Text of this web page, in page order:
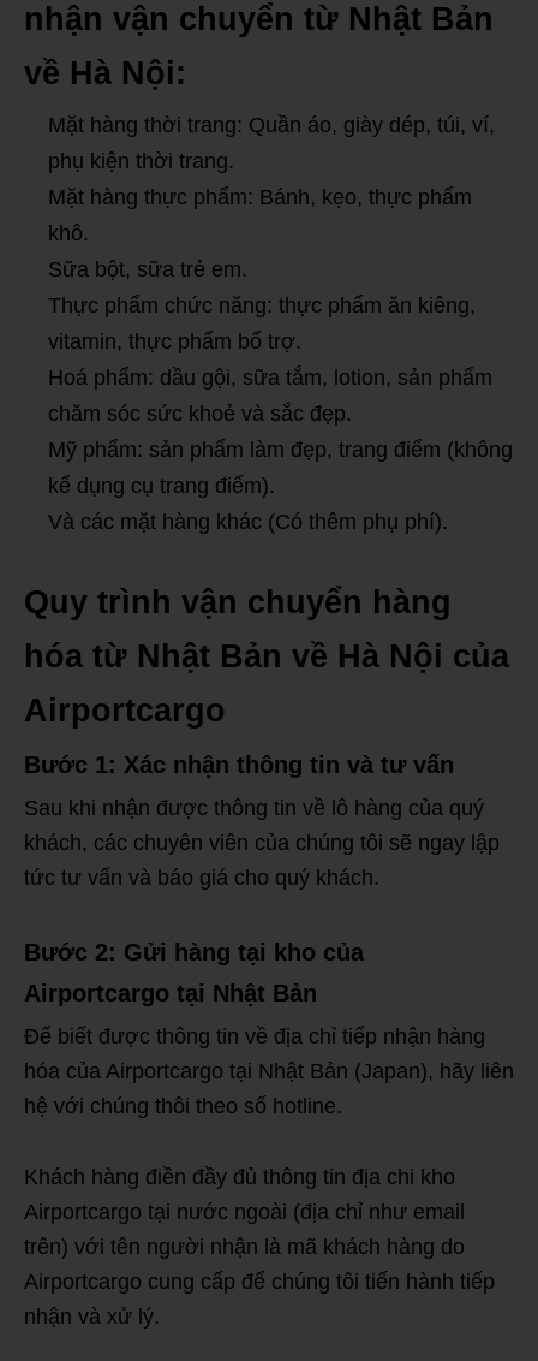
nhận vận chuyển từ Nhật Bản
về Hà Nội:
Mặt hàng thời trang: Quần áo, giày dép, túi, ví,
phụ kiện thời trang.
Mặt hàng thực phẩm: Bánh, kẹo, thực phẩm
khô.
Sữa bột, sữa trẻ em.
Thực phẩm chức năng: thực phẩm ăn kiêng,
vitamin, thực phẩm bổ trợ.
Hoá phẩm: dầu gội, sữa tắm, lotion, sản phẩm
chăm sóc sức khoẻ và sắc đẹp.
Mỹ phẩm: sản phẩm làm đẹp, trang điểm (không
kể dụng cụ trang điểm).
Và các mặt hàng khác (Có thêm phụ phí).
Quy trình vận chuyển hàng
hóa từ Nhật Bản về Hà Nội của
Airportcargo
Bước 1: Xác nhận thông tin và tư vấn
Sau khi nhận được thông tin về lô hàng của quý
khách, các chuyên viên của chúng tôi sẽ ngay lập
tức tư vấn và báo giá cho quý khách.
Bước 2: Gửi hàng tại kho của
Airportcargo tại Nhật Bản
Để biết được thông tin về địa chỉ tiếp nhận hàng
hóa của Airportcargo tại Nhật Bản (Japan), hãy liên
hệ với chúng thôi theo số hotline.
Khách hàng điền đầy đủ thông tin địa chi kho
Airportcargo tại nước ngoài (địa chỉ như email
trên) với tên người nhận là mã khách hàng do
Airportcargo cung cấp để chúng tôi tiến hành tiếp
nhận và xử lý.